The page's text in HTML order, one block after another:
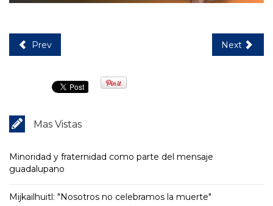
Prev Next
Mas Vistas
Minoridad y fraternidad como parte del mensaje
guadalupano
Mijkailhuitl: "Nosotros no celebramos la muerte"